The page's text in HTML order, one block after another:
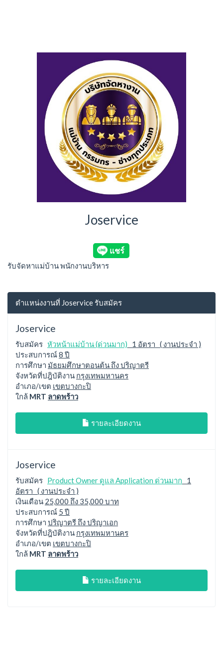
Joservice
รับจัดหาแม่บ้าน พนักงานบริหาร
ตำแหน่งงานที่ Joservice รับสมัคร
Joservice
รับสมัคร หัวหน้าแม่บ้าน (ด่วนมาก) 1 อัตรา ( งานประจำ )
ประสบการณ์8 ปี
การศึกษา มัธยมศึกษาตอนต้น ถึง ปริญาตรี
จังหวัดที่ปฎิบัติงาน กรุงเทพมหานคร
อำเภอ/เขต เขตบางกะปิ
ใกล้ MRT ลาดพร้าว
รายละเอียดงาน
Joservice
รับสมัคร Product Owner ดูแล Application ด่วนมาก 1
อัตรา ( งานประจำ )
เงินเดือน 25,000 ถึง 35,000 บาท
ประสบการณ์ 5 ปี
การศึกษา ปริญาตรี ถึง ปริญาเอก
จังหวัดที่ปฎิบัติงาน กรุงเทพมหานคร
อำเภอ/เขต เขตบางกะปิ
ใกล้ MRT ลาดพร้าว
รายละเอียดงาน